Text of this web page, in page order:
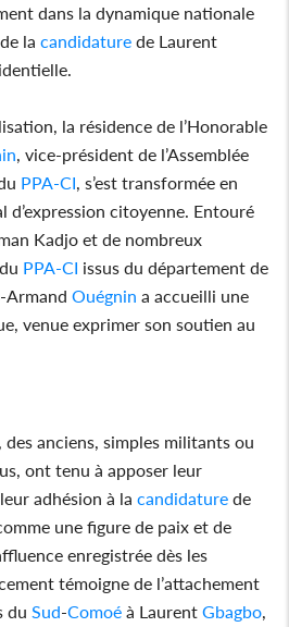
dans la dynamique nationale
lacandidature de Laurent
la résidence de l’Honorable
, vice-président de l’Assemblée
PPA-CI , s’est transformée en
d’expression citoyenne. Entouré
Kadjo et de nombreux
PPA-CI issus du département de
ArmandOuégnin a accueilli une
venue exprimer son soutien au
des anciens, simples militants ou
ont tenu à apposer leur
adhésion à lacandidature de
une figure de paix et de
enregistrée dès les
témoigne de l’attachement
du Sud-Comoé à LaurentGbagbo